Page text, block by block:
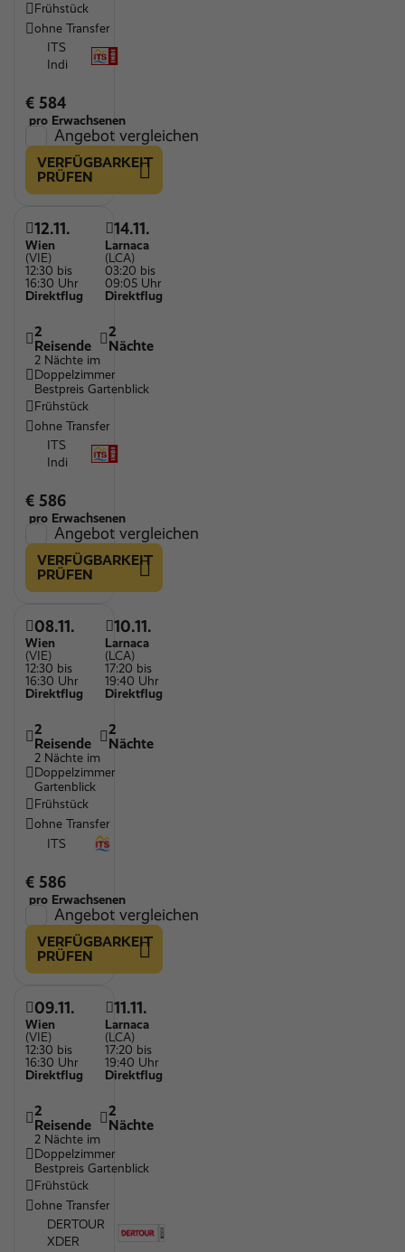
Frühstück
ohne Transfer
ITS
Indi
€ 584
pro Erwachsenen
Angebot vergleichen
VERFÜGBARKEIT
PRÜFEN
12.11.
Wien
(VIE)
12:30 bis
16:30 Uhr
Direktflug
14.11.
Larnaca
(LCA)
03:20 bis
09:05 Uhr
Direktflug
2
Reisende
2
Nächte
2 Nächte im
Doppelzimmer
Bestpreis Gartenblick
Frühstück
ohne Transfer
ITS
Indi
€ 586
pro Erwachsenen
Angebot vergleichen
VERFÜGBARKEIT
PRÜFEN
08.11.
Wien
(VIE)
12:30 bis
16:30 Uhr
Direktflug
10.11.
Larnaca
(LCA)
17:20 bis
19:40 Uhr
Direktflug
2
Reisende
2
Nächte
2 Nächte im
Doppelzimmer
Gartenblick
Frühstück
ohne Transfer
ITS
€ 586
pro Erwachsenen
Angebot vergleichen
VERFÜGBARKEIT
PRÜFEN
09.11.
Wien
(VIE)
12:30 bis
16:30 Uhr
Direktflug
11.11.
Larnaca
(LCA)
17:20 bis
19:40 Uhr
Direktflug
2
Reisende
2
Nächte
2 Nächte im
Doppelzimmer
Bestpreis Gartenblick
Frühstück
ohne Transfer
DERTOUR
XDER